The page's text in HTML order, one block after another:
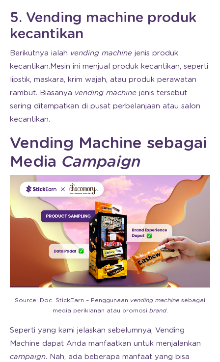
5. Vending machine produk
kecantikan
Berikutnya ialah vending machine jenis produk
kecantikan.Mesin ini menjual produk kecantikan, seperti
lipstik, maskara, krim wajah, atau produk perawatan
rambut. Biasanya vending machine jenis tersebut
sering ditempatkan di pusat perbelanjaan atau salon
kecantikan.
Vending Machine sebagai
Media Campaign
Source: Doc. StickEarn – Penggunaan vending machine sebagai
media periklanan atau promosi brand.
Seperti yang kami jelaskan sebelumnya, Vending
Machine dapat Anda manfaatkan untuk menjalankan
campaign. Nah, ada beberapa manfaat yang bisa